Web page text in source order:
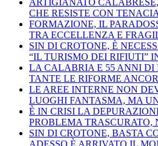
ARTIGIANATO
CHE RESISTE CON
FORMAZIONE, IL
TRA ECCELLENZA E
SIN DI CROTONE, È
“IL TURISMO DEI RIFIUTI”
LA CALABRIA E 55 ANNI DI
TANTE LE RIFORME
LE AREE INTERNE NON
LUOGHI FANTASMA, MA
È IN CRISI LA
PROBLEMA
SIN DI CROTONE, BASTA
ADESSO È ARRIVATO IL